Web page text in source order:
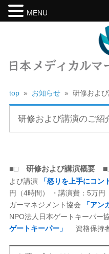
top» お知らせ» 研修およ
研修および講演のご紹
■□ 研修および講演概要
よび講演
「怒りを上手にコン
円（4時間） ・講演費：5万
ガーマネジメント協会
「アン
NPO法人日本ゲートキーパー
ゲートキーパー」
資格保持
MENU